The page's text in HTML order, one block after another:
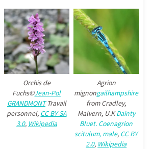
Orchis de
Fuchs©Jean-Pol
GRANDMONTTravail
personnel, CC BY-SA
3.0, Wikipedia
Agrion
mignongailhampshire
from Cradley,
Malvern, U.KDainty
Bluet. Coenagrion
scitulum, male, CC BY
2.0, Wikipedia